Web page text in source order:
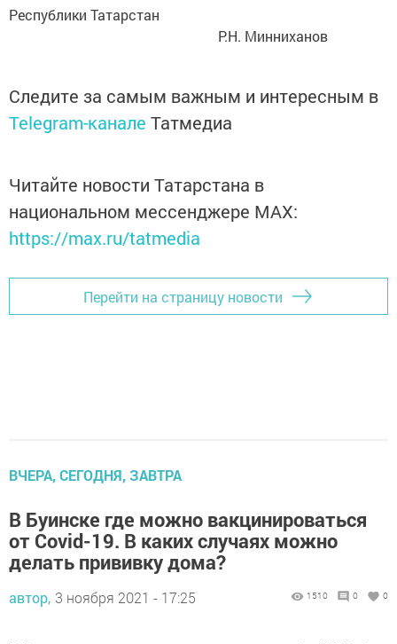
Республики Татарстан
Р.Н. Минниханов
Следите за самым важным и интересным в
Telegram-канале Татмедиа
Читайте новости Татарстана в
национальном мессенджере MАХ:
https://max.ru/tatmedia
Перейти на страницу новости
ВЧЕРА, СЕГОДНЯ, ЗАВТРА
В Буинске где можно вакцинироваться
от Covid-19. В каких случаях можно
делать прививку дома?
автор, 3 ноября 2021 - 17:25 1510 0 0